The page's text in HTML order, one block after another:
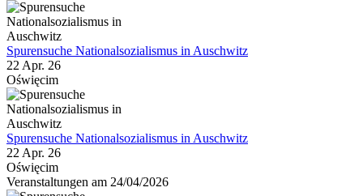
Spurensuche Nationalsozialismus in Auschwitz
22 Apr. 26
Oświęcim
Spurensuche Nationalsozialismus in Auschwitz
22 Apr. 26
Oświęcim
Veranstaltungen am 24/04/2026